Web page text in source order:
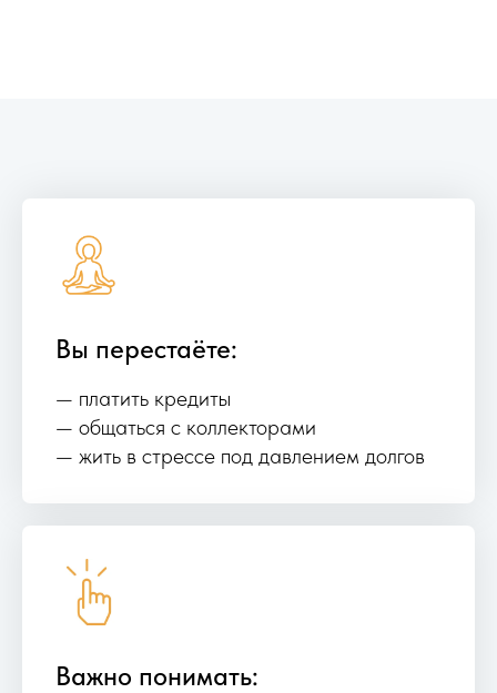
Вы перестаёте:
— платить кредиты
— общаться с коллекторами
— жить в стрессе под давлением долгов
Важно понимать: